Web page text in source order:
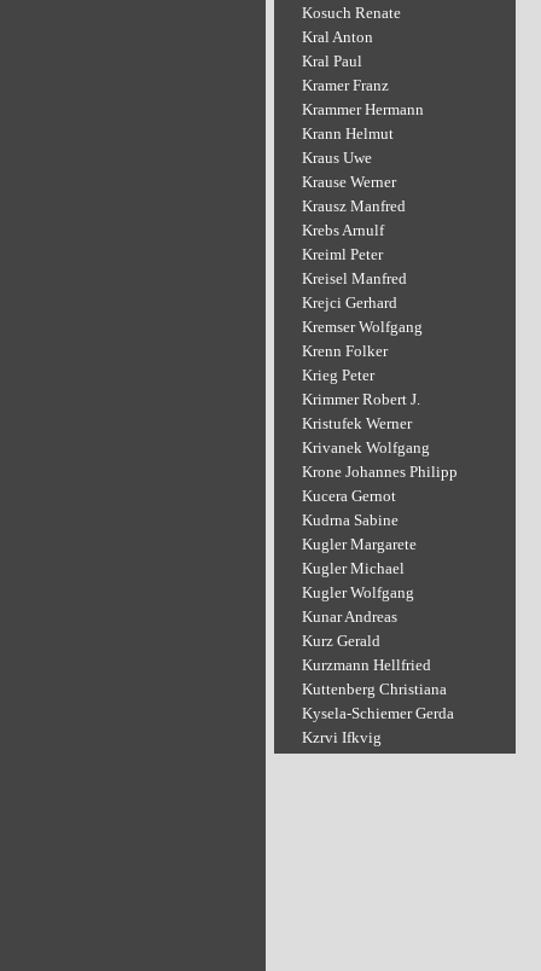
Kosuch Renate
Kral Anton
Kral Paul
Kramer Franz
Krammer Hermann
Krann Helmut
Kraus Uwe
Krause Werner
Krausz Manfred
Krebs Arnulf
Kreiml Peter
Kreisel Manfred
Krejci Gerhard
Kremser Wolfgang
Krenn Folker
Krieg Peter
Krimmer Robert J.
Kristufek Werner
Krivanek Wolfgang
Krone Johannes Philipp
Kucera Gernot
Kudrna Sabine
Kugler Margarete
Kugler Michael
Kugler Wolfgang
Kunar Andreas
Kurz Gerald
Kurzmann Hellfried
Kuttenberg Christiana
Kysela-Schiemer Gerda
Kzrvi Ifkvig